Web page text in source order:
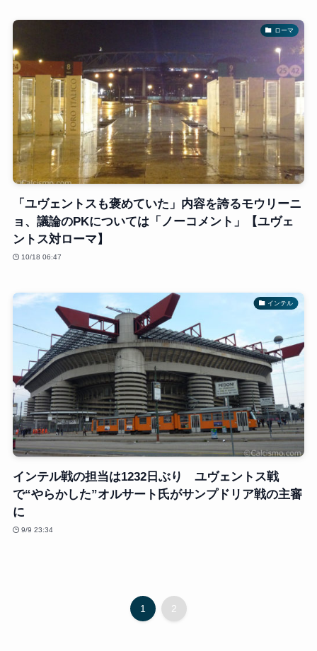
ローマ
「ユヴェントスも褒めていた」内容を誇るモウリーニ
ョ、議論のPKについては「ノーコメント」【ユヴェ
ントス対ローマ】
10/18 06:47
インテル
インテル戦の担当は1232日ぶり ユヴェントス戦
で“やらかした”オルサート氏がサンプドリア戦の主審
に
9/9 23:34
1 2